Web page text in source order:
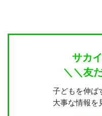
サカ
＼＼友
子どもを伸ば
大事な情報を